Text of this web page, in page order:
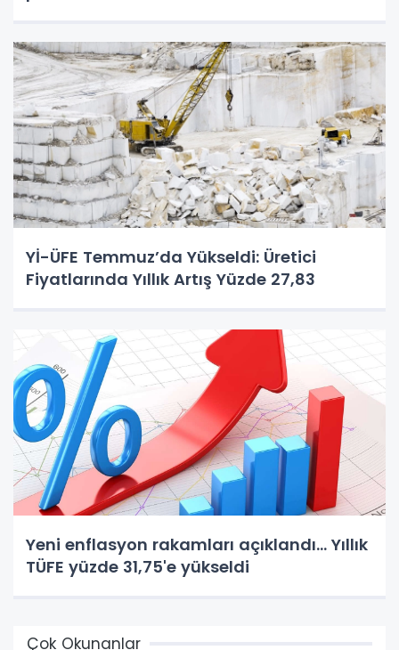
Yİ-ÜFE Temmuz’da Yükseldi: Üretici
Fiyatlarında Yıllık Artış Yüzde 27,83
Yeni enflasyon rakamları açıklandı... Yıllık
TÜFE yüzde 31,75'e yükseldi
Çok Okunanlar